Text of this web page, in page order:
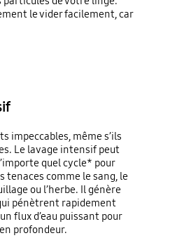
le vider facilement, car
impeccables, même s’ils
Le lavage intensif peut
quel cycle* pour
tenaces comme le sang, le
ou l’herbe. Il génère
pénètrent rapidement
flux d’eau puissant pour
profondeur.